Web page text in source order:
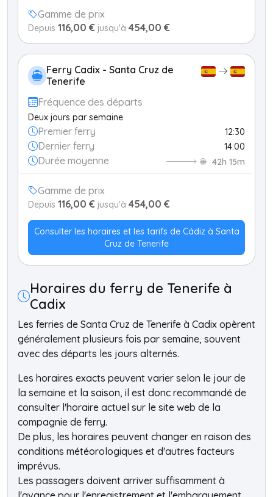
Gamme de prix
Depuis 116,00 € jusqu'à 454,00 €
Ferry Cadix - Santa Cruz de
Tenerife
Fréquence des départs
Deux jours par semaine
Premier ferry 12:30
Dernier ferry 14:00
Durée moyenne 42h 15m
Gamme de prix
Depuis 116,00 € jusqu'à 454,00 €
Consulter les horaires et les tarifs de Cádiz à Santa
Cruz de Tenerife
Horaires du ferry de Tenerife à
Cadix
Les ferries de Santa Cruz de Tenerife à Cadix opèrent
généralement plusieurs fois par semaine, souvent
avec des départs les jours alternés.
Les horaires exacts peuvent varier selon le jour de
la semaine et la saison, il est donc recommandé de
consulter l'horaire actuel sur le site web de la
compagnie de ferry.
De plus, les horaires peuvent changer en raison des
conditions météorologiques et d'autres facteurs
imprévus.
Les passagers doivent arriver suffisamment à